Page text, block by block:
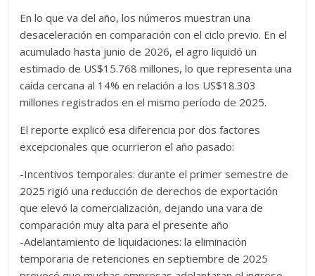
En lo que va del año, los números muestran una
desaceleración en comparación con el ciclo previo. En el
acumulado hasta junio de 2026, el agro liquidó un
estimado de US$15.768 millones, lo que representa una
caída cercana al 14% en relación a los US$18.303
millones registrados en el mismo período de 2025.
El reporte explicó esa diferencia por dos factores
excepcionales que ocurrieron el año pasado:
-Incentivos temporales: durante el primer semestre de
2025 rigió una reducción de derechos de exportación
que elevó la comercialización, dejando una vara de
comparación muy alta para el presente año
-Adelantamiento de liquidaciones: la eliminación
temporaria de retenciones en septiembre de 2025